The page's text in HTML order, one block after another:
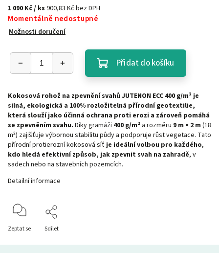
1 090 Kč/ ks 900,83 Kč bez DPH
Momentálně nedostupné
Možnosti doručení
Přidat do košíku
Kokosová rohož na zpevnění svahů JUTENON ECC 400 g/m² je
silná, ekologická a 100% rozložitelná přírodní geotextilie,
která slouží jako účinná ochrana proti erozi a zároveň pomáhá
se zpevněním svahu. Díky gramáži 400 g/m² a rozměru 9 m × 2 m (18
m²) zajišťuje výbornou stabilitu půdy a podporuje růst vegetace. Tato
přírodní protierozní kokosová síťje ideální volbou pro každého,
kdo hledá efektivní způsob, jak zpevnit svah na zahradě, v
sadech nebo na stavebních pozemcích.
Detailní informace
Zeptat se Sdílet